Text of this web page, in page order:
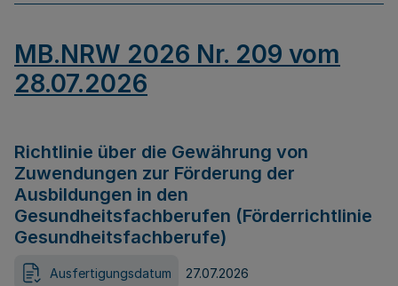
MB.NRW 2026 Nr. 209 vom
28.07.2026
Richtlinie über die Gewährung von
Zuwendungen zur Förderung der
Ausbildungen in den
Gesundheitsfachberufen (Förderrichtlinie
Gesundheitsfachberufe)
Ausfertigungsdatum 27.07.2026